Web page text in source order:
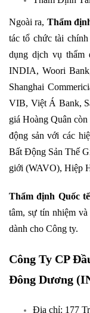
Ngoài ra, Thẩm
tác tổ chức tài
dụng dịch vụ thẩm
INDIA, Woori
Shanghai
VIB, Việt Á Bank,
giá Hoàng Quân
động sản với các
Bất Động Sản Thế
giới (WAVO), Hiệp
Thẩm định Quốc
tâm, sự tín nhiệm
dành cho Công ty.
Công Ty CP
Đông Dương
Địa chỉ: 177